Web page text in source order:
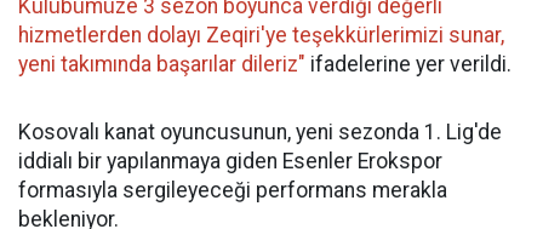
Kulübümüze 3 sezon boyunca verdiği değerli
hizmetlerden dolayı Zeqiri'ye teşekkürlerimizi sunar,
yeni takımında başarılar dileriz" ifadelerine yer verildi.
Kosovalı kanat oyuncusunun, yeni sezonda 1. Lig'de
iddialı bir yapılanmaya giden Esenler Erokspor
formasıyla sergileyeceği performans merakla
bekleniyor.